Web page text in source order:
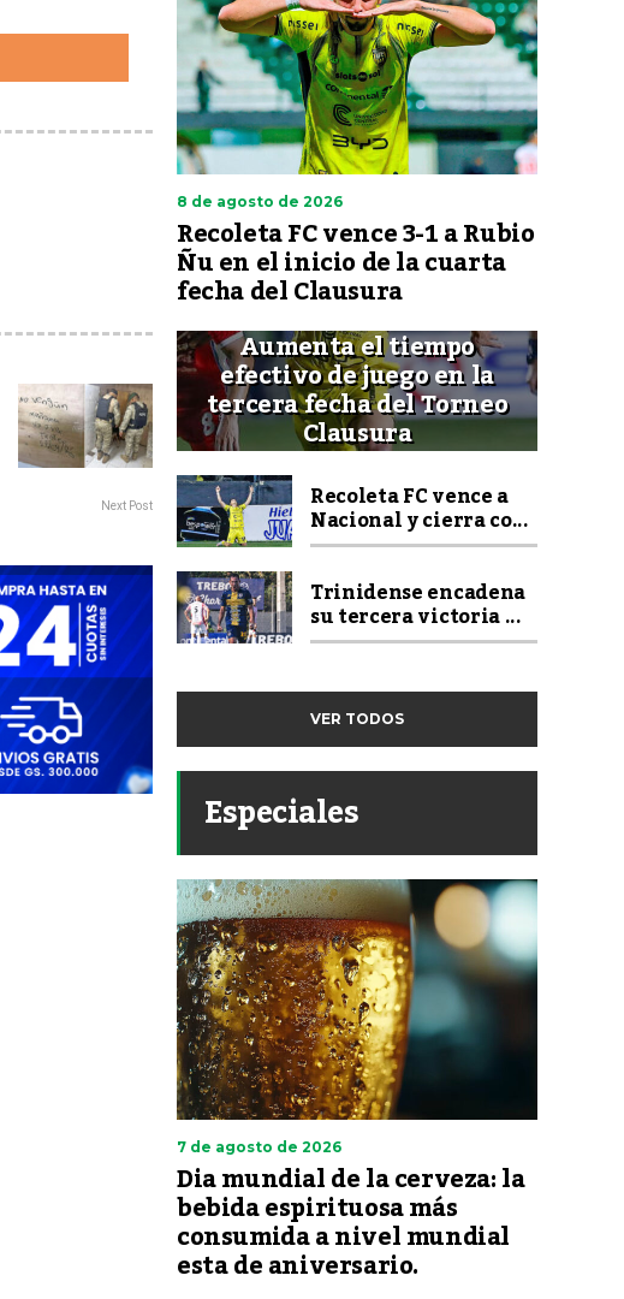
Next Post
8 de agosto de 2026
Recoleta FC vence 3-1 a Rubio
Ñu en el inicio de la cuarta
fecha del Clausura
Aumenta el tiempo
efectivo de juego en la
tercera fecha del Torneo
Clausura
Recoleta FC vence a
Nacional y cierra co...
Trinidense encadena
su tercera victoria ...
VER TODOS
Especiales
7 de agosto de 2026
Dia mundial de la cerveza: la
bebida espirituosa más
consumida a nivel mundial
esta de aniversario.